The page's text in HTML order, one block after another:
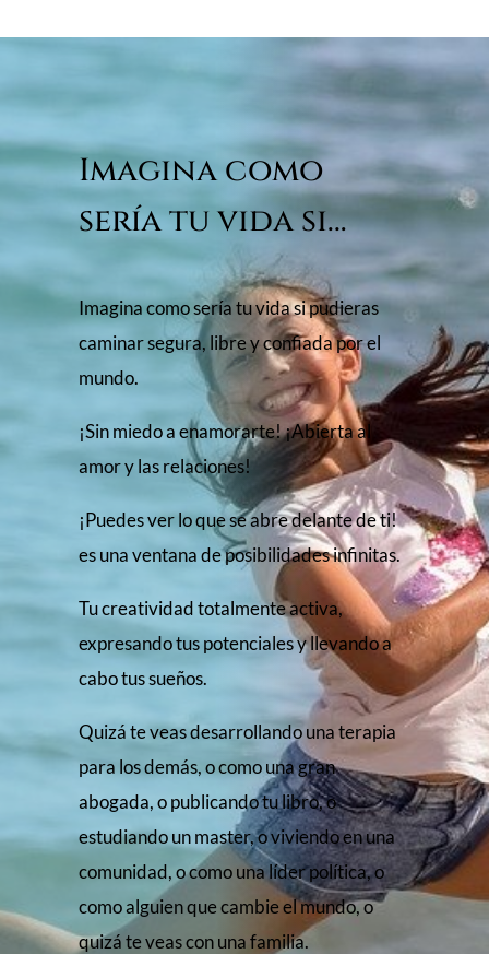
Imagina como
sería tu vida si…
Imagina como sería tu vida si pudieras
caminar segura, libre y confiada por el
mundo.
¡Sin miedo a enamorarte! ¡Abierta al
amor y las relaciones!
¡Puedes ver lo que se abre delante de ti!
es una ventana de posibilidades infinitas.
Tu creatividad totalmente activa,
expresando tus potenciales y llevando a
cabo tus sueños.
Quizá te veas desarrollando una terapia
para los demás, o como una gran
abogada, o publicando tu libro, o
estudiando un master, o viviendo en una
comunidad, o como una líder política, o
como alguien que cambie el mundo, o
quizá te veas con una familia.